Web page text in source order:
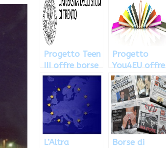
Progetto Teen
III offre borse
di studio per
tirocini
all’estero
Progetto
You4EU offre
36 borse di
studio in
management
L’Altra
Borse di